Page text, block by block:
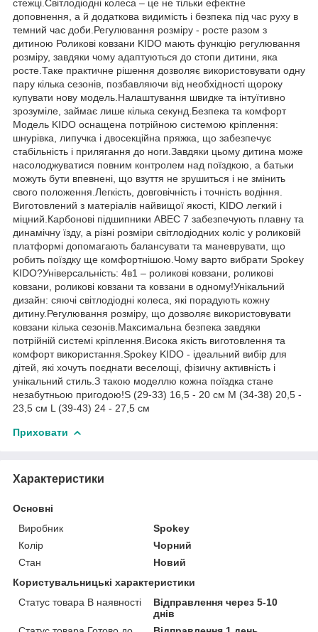
стежці.Світлодіодні колеса – це не тільки ефектне
доповнення, а й додаткова видимість і безпека під час руху в
темний час доби.Регулювання розміру - росте разом з
дитиною Роликові ковзани KIDO мають функцію регулювання
розміру, завдяки чому адаптуються до стопи дитини, яка
росте.Таке практичне рішення дозволяє використовувати одну
пару кілька сезонів, позбавляючи від необхідності щороку
купувати нову модель.Налаштування швидке та інтуїтивно
зрозуміле, займає лише кілька секунд.Безпека та комфорт
Модель KIDO оснащена потрійною системою кріплення:
шнурівка, липучка і двосекційна пряжка, що забезпечує
стабільність і прилягання до ноги.Завдяки цьому дитина може
насолоджуватися повним контролем над поїздкою, а батьки
можуть бути впевнені, що взуття не зрушиться і не змінить
свого положення.Легкість, довговічність і точність водіння.
Виготовлений з матеріалів найвищої якості, KIDO легкий і
міцний.Карбонові підшипники ABEC 7 забезпечують плавну та
динамічну їзду, а різні розміри світлодіодних коліс у роликовій
платформі допомагають балансувати та маневрувати, що
робить поїздку ще комфортнішою.Чому варто вибрати Spokey
KIDO?Універсальність: 4в1 – роликові ковзани, роликові
ковзани, роликові ковзани та ковзани в одному!Унікальний
дизайн: сяючі світлодіодні колеса, які порадують кожну
дитину.Регулювання розміру, що дозволяє використовувати
ковзани кілька сезонів.Максимальна безпека завдяки
потрійній системі кріплення.Висока якість виготовлення та
комфорт використання.Spokey KIDO - ідеальний вибір для
дітей, які хочуть поєднати веселощі, фізичну активність і
унікальний стиль.З такою моделлю кожна поїздка стане
незабутньою пригодою!S (29-33) 16,5 - 20 см M (34-38) 20,5 -
23,5 см L (39-43) 24 - 27,5 см
Приховати
Характеристики
Основні
Виробник
Spokey
Колір
Чорний
Стан
Новий
Користувальницькі характеристики
Статус товара В наявності
Відправлення через 5-10
днів